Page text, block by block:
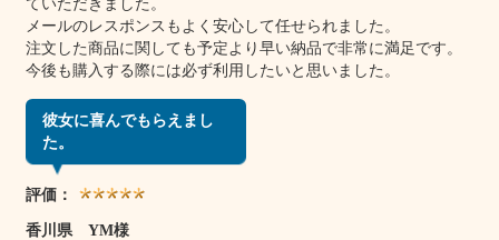
ていただきました。
メールのレスポンスもよく安心して任せられました。
注文した商品に関しても予定より早い納品で非常に満足です。
今後も購入する際には必ず利用したいと思いました。
彼女に喜んでもらえまし
た。
評価：
香川県 YM様